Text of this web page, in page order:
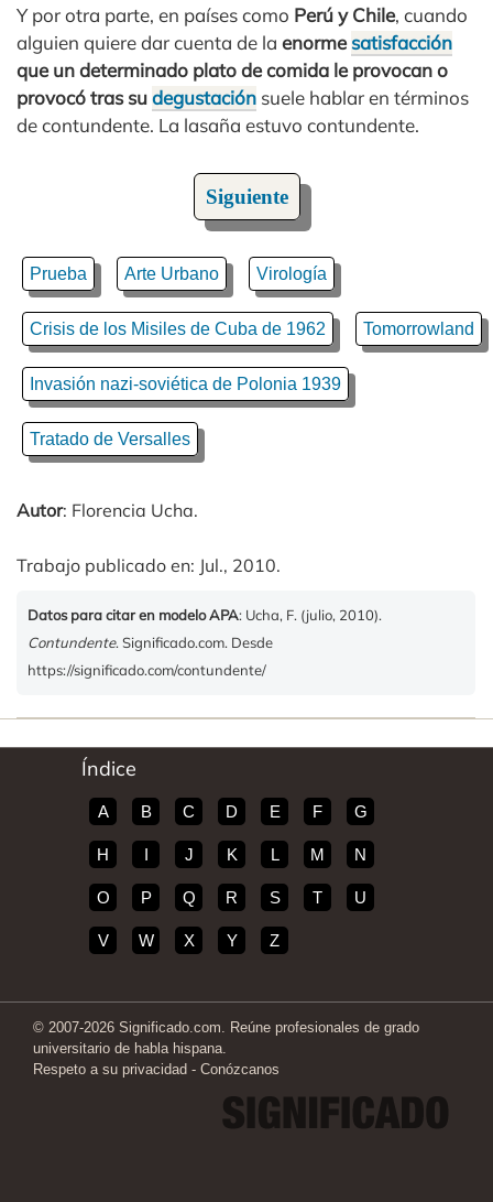
Y por otra parte, en países como Perú y Chile, cuando
alguien quiere dar cuenta de la enormesatisfacción
que un determinado plato de comida le provocan o
provocó tras sudegustación suele hablar en términos
de contundente. La lasaña estuvo contundente.
Siguiente
Prueba Arte Urbano Virología
Crisis de los Misiles de Cuba de 1962 Tomorrowland
Invasión nazi-soviética de Polonia 1939
Tratado de Versalles
Autor: Florencia Ucha.
Trabajo publicado en: Jul., 2010.
Datos para citar en modelo APA: Ucha, F. (julio, 2010).
Contundente. Significado.com. Desde
https://significado.com/contundente/
Índice
A B C D E F G
H I J K L M N
O P Q R S T U
V W X Y Z
© 2007-2026 Significado.com. Reúne profesionales de grado
universitario de habla hispana.
Respeto a su privacidad - Conózcanos